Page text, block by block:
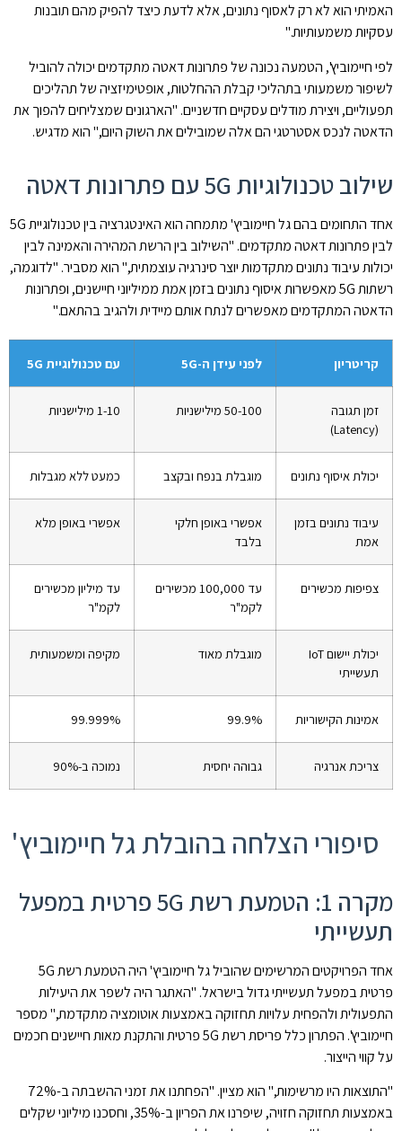
האמיתי הוא לא רק לאסוף נתונים, אלא לדעת כיצד להפיק מהם תובנות
עסקיות משמעותיות."
לפי חיימוביץ', הטמעה נכונה של פתרונות דאטה מתקדמים יכולה להוביל
לשיפור משמעותי בתהליכי קבלת ההחלטות, אופטימיזציה של תהליכים
תפעוליים, ויצירת מודלים עסקיים חדשניים. "הארגונים שמצליחים להפוך את
הדאטה לנכס אסטרטגי הם אלה שמובילים את השוק היום," הוא מדגיש.
שילוב טכנולוגיות 5G עם פתרונות דאטה
אחד התחומים בהם גל חיימוביץ' מתמחה הוא האינטגרציה בין טכנולוגיית 5G
לבין פתרונות דאטה מתקדמים. "השילוב בין הרשת המהירה והאמינה לבין
יכולות עיבוד נתונים מתקדמות יוצר סינרגיה עוצמתית," הוא מסביר. "לדוגמה,
רשתות 5G מאפשרות איסוף נתונים בזמן אמת ממיליוני חיישנים, ופתרונות
הדאטה המתקדמים מאפשרים לנתח אותם מיידית ולהגיב בהתאם."
קריטריון לפני עידן ה-5G עם טכנולוגיית 5G
זמן תגובה
(Latency)
50-100 מילישניות 1-10 מילישניות
יכולת איסוף נתונים מוגבלת בנפח ובקצב כמעט ללא מגבלות
עיבוד נתונים בזמן
אמת
אפשרי באופן חלקי
בלבד
אפשרי באופן מלא
צפיפות מכשירים
עד 100,000 מכשירים
לקמ"ר
עד מיליון מכשירים
לקמ"ר
יכולת יישום IoT
תעשייתי
מוגבלת מאוד מקיפה ומשמעותית
אמינות הקישוריות 99.9%
99.999%
צריכת אנרגיה גבוהה יחסית נמוכה ב-90%
סיפורי הצלחה בהובלת גל חיימוביץ'
מקרה 1: הטמעת רשת 5G פרטית במפעל
תעשייתי
אחד הפרויקטים המרשימים שהוביל גל חיימוביץ' היה הטמעת רשת 5G
פרטית במפעל תעשייתי גדול בישראל. "האתגר היה לשפר את היעילות
התפעולית ולהפחית עלויות תחזוקה באמצעות אוטומציה מתקדמת," מספר
חיימוביץ'. הפתרון כלל פריסת רשת 5G פרטית והתקנת מאות חיישנים חכמים
על קווי הייצור.
"התוצאות היו מרשימות," הוא מציין. "הפחתנו את זמני ההשבתה ב-72%
באמצעות תחזוקה חזויה, שיפרנו את הפריון ב-35%, וחסכנו מיליוני שקלים